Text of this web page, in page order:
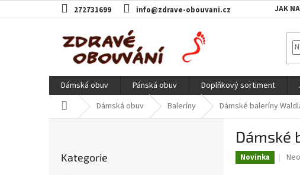
na
272731699 info@zdrave-obouvani.cz JAK
Dámská obuv Pánská obuv Doplňkový sortiment
Domů Dámská obuv Baleríny Dámské baleríny
kategorie
Kategorie
Dámské
Novinka